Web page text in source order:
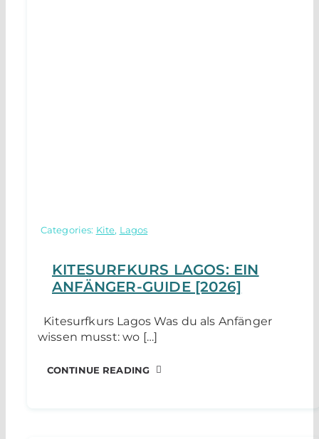
Categories: Kite, Lagos
KITESURFKURS LAGOS: EIN
ANFÄNGER-GUIDE [2026]
Kitesurfkurs Lagos Was du als Anfänger
wissen musst: wo […]
CONTINUE READING